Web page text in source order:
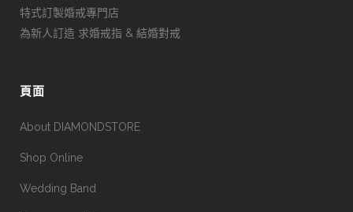
特式訂製婚戒專門店
為新人訂造 求婚戒指 & 結婚對戒
頁面
About DIAMONDSTORE
Shop Online
Wedding Band